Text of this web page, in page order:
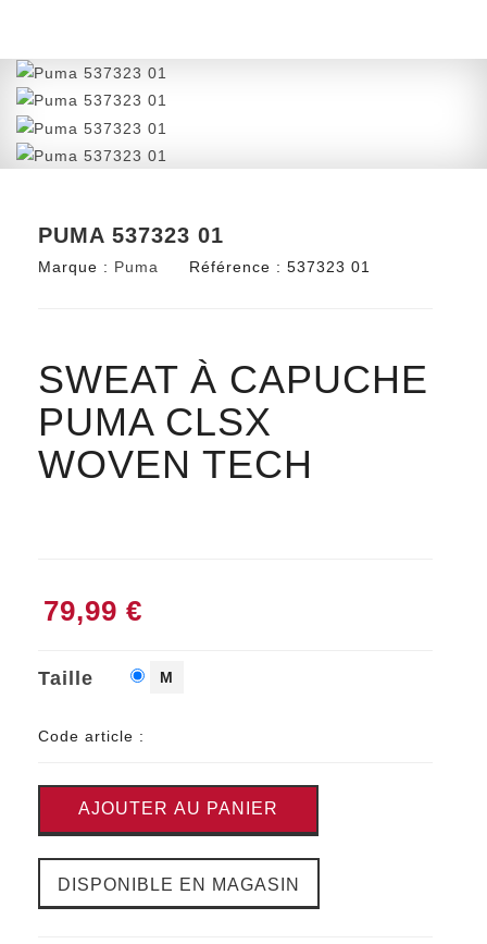
PUMA 537323 01
Marque : Puma Référence : 537323 01
SWEAT À CAPUCHE
PUMA CLSX
WOVEN TECH
79,99 €
Taille M
Code article :
AJOUTER AU PANIER
DISPONIBLE EN MAGASIN